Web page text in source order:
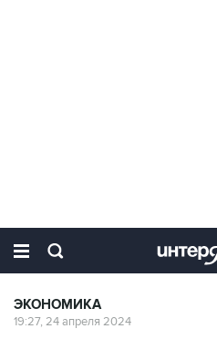
ЭКОНОМИКА
19:27, 24 апреля 2024